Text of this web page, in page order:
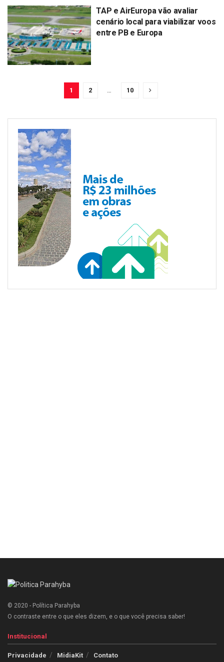
TAP e AirEuropa vão avaliar
cenário local para viabilizar voos
entre PB e Europa
1 2 … 10
© 2020 - Política Parahyba
O contraste entre o que eles dizem, e o que você precisa saber!
Institucional
Privacidade MidiaKit Contato